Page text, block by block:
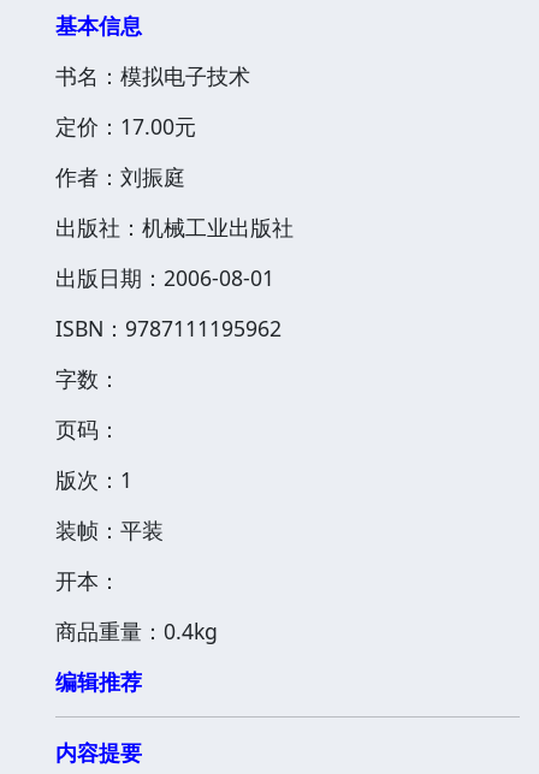
基本信息
书名：模拟电子技术
定价：17.00元
作者：刘振庭
出版社：机械工业出版社
出版日期：2006-08-01
ISBN：9787111195962
字数：
页码：
版次：1
装帧：平装
开本：
商品重量：0.4kg
编辑推荐
内容提要